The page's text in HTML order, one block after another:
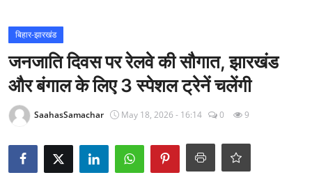
राज्य
अंतराष्ट्रीय
Epaper
बिहार-झारखंड
जनजाति दिवस पर रेलवे की सौगात, झारखंड
और बंगाल के लिए 3 स्पेशल ट्रेनें चलेंगी
SaahasSamachar May 18, 2026 - 16:14 0 9